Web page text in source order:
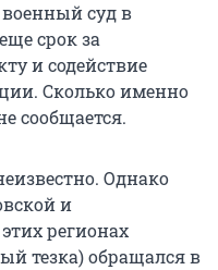
военный суд в
срок за
и содействие
Сколько именно
сообщается.
Однако
и
регионах
тезка) обращался в